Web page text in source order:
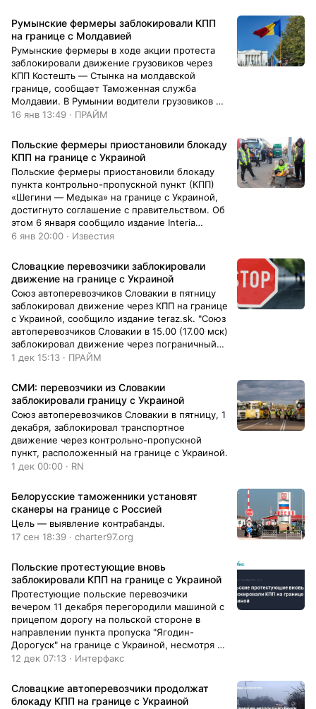
Румынские фермеры заблокировали КПП
на границе с Молдавией
Румынские фермеры в ходе акции протеста
заблокировали движение грузовиков через
КПП Костешть — Стынка на молдавской
границе, сообщает Таможенная служба
Молдавии. В Румынии водители грузовиков и
аграрии седьмой день проводят массовую
16 янв 13:49 · ПРАЙМ
Польские фермеры приостановили блокаду
КПП на границе с Украиной
Польские фермеры приостановили блокаду
пункта контрольно-пропускной пункт (КПП)
«Шегини — Медыка» на границе с Украиной,
достигнуто соглашение с правительством. Об
этом 6 января сообщило издание Interia
Wydarzenia.
6 янв 20:00 · Известия
Словацкие перевозчики заблокировали
движение на границе с Украиной
Союз автоперевозчиков Словакии в пятницу
заблокировал движение через КПП на границе
с Украиной, сообщило издание teraz.sk. "Союз
автоперевозчиков Словакии в 15.00 (17.00 мск)
заблокировал движение через пограничный
пункт Вышне Немецке —...
1 дек 15:13 · ПРАЙМ
СМИ: перевозчики из Словакии
заблокировали границу с Украиной
Союз автоперевозчиков Словакии в пятницу, 1
декабря, заблокировал транспортное
движение через контрольно-пропускной
пункт, расположенный на границе с Украиной.
1 дек 00:00 · RN
Белорусские таможенники установят
сканеры на границе с Россией
Цель — выявление контрабанды.
17 сен 18:39 · charter97.org
Польские протестующие вновь
заблокировали КПП на границе с Украиной
Протестующие польские перевозчики
вечером 11 декабря перегородили машиной с
прицепом дорогу на польской стороне в
направлении пункта пропуска "Ягодин-
Дорогуск" на границе с Украиной, несмотря на
отмену польскими властями разрешения на
12 дек 07:13 · Интерфакс
Словацкие автоперевозчики продолжат
блокаду КПП на границе с Украиной